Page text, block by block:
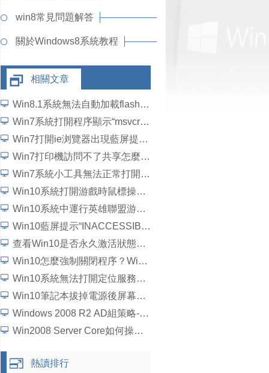
win8常見問題解答
關於Windows8系統教程
相關文章
Win8.1系統無法自動加載flash插件如何解決？
Win7系統打開程序顯示“msvcrtd.dll丟失無法啟動程序”怎麼解決
Win7打開ie浏覽器出現藍屏提示“錯誤代碼c0000145”如何解決？
Win7打印機訪問不了共享怎麼辦？
Win7系統小工具無法正常打開如何解決？
Win10系統打開游戲時鼠標操作延遲了怎麼解決？
Win10系統中運行英雄聯盟游戲崩潰、閃退問題怎麼解決？
Win10藍屏提示“INACCESSIBLE_BOOT_DEVICE”怎麼處理？
查看Win10是否永久激活狀態的方法
Win10怎麼強制關閉程序？Win10強行關閉電腦程序的方法
Win10系統無法打開定位服務怎麼辦？
Win10筆記本拔掉電源後屏幕變暗如何解決？
Windows 2008 R2 AD組策略-統一域用戶桌面背景詳細圖文教程
Win2008 Server Core如何操作？5個步驟學會Win2008 Server Core操作
熱讀排行